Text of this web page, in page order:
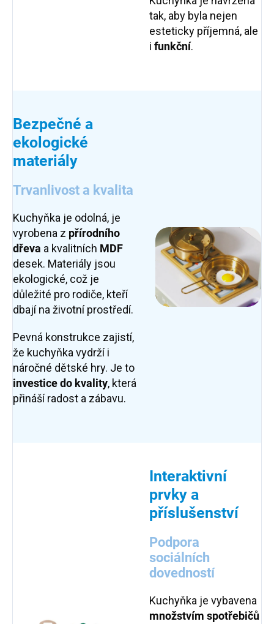
tak, aby byla nejen
esteticky příjemná, ale
i funkční.
Bezpečné a
ekologické
materiály
Trvanlivost a kvalita
Kuchyňka je odolná, je
vyrobena z přírodního
dřeva a kvalitních MDF
desek. Materiály jsou
ekologické, což je
důležité pro rodiče, kteří
dbají na životní prostředí.
Pevná konstrukce zajistí,
že kuchyňka vydrží i
náročné dětské hry. Je to
investice do kvality, která
přináší radost a zábavu.
Interaktivní
prvky a
příslušenství
Podpora
sociálních
dovedností
Kuchyňka je vybavena
množstvím spotřebičů